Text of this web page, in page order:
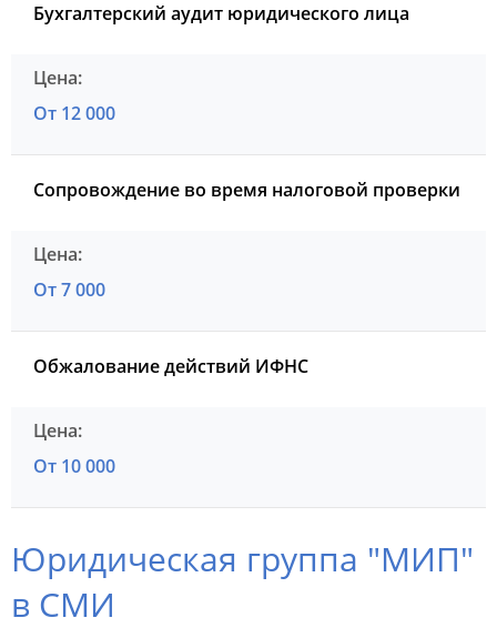
Бухгалтерский аудит юридического лица
От 12 000
Сопровождение во время налоговой проверки
От 7 000
Обжалование действий ИФНС
От 10 000
Юридическая группа "МИП"
в СМИ